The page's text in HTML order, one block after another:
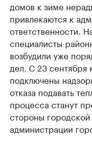
домов к зиме
привлекаются к
ответственности.
специалисты
возбудили уже
дел. С 23 сентября
подключены
отказа подавать
процесса станут
стороны
администрации